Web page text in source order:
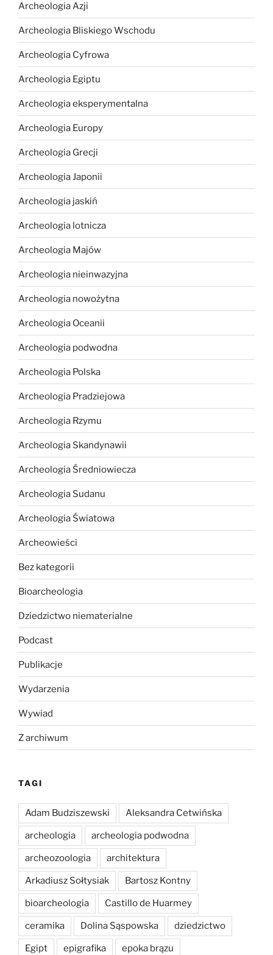
Archeologia Azji
Archeologia Bliskiego Wschodu
Archeologia Cyfrowa
Archeologia Egiptu
Archeologia eksperymentalna
Archeologia Europy
Archeologia Grecji
Archeologia Japonii
Archeologia jaskiń
Archeologia lotnicza
Archeologia Majów
Archeologia nieinwazyjna
Archeologia nowożytna
Archeologia Oceanii
Archeologia podwodna
Archeologia Polska
Archeologia Pradziejowa
Archeologia Rzymu
Archeologia Skandynawii
Archeologia Średniowiecza
Archeologia Sudanu
Archeologia Światowa
Archeowieści
Bez kategorii
Bioarcheologia
Dziedzictwo niematerialne
Podcast
Publikacje
Wydarzenia
Wywiad
Z archiwum
TAGI
Adam Budziszewski Aleksandra Cetwińska
archeologia archeologia podwodna
archeozoologia architektura
Arkadiusz Sołtysiak Bartosz Kontny
bioarcheologia Castillo de Huarmey
ceramika Dolina Sąspowska dziedzictwo
Egipt epigrafika epoka brązu